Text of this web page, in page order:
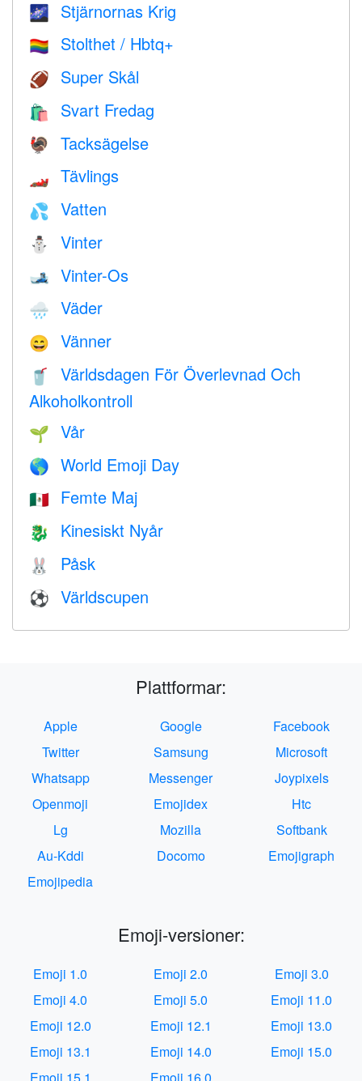
🌌 Stjärnornas Krig
🏳️‍🌈 Stolthet / Hbtq+
🏈 Super Skål
🛍 Svart Fredag
🦃 Tacksägelse
🏎 Tävlings
💦 Vatten
⛄ Vinter
🎿 Vinter-Os
🌧 Väder
😄 Vänner
🥤
Världsdagen För Överlevnad Och
Alkoholkontroll
🌱 Vår
🌎 World Emoji Day
🇲🇽 Femte Maj
🐉 Kinesiskt Nyår
🐰 Påsk
⚽ Världscupen
Plattformar:
Apple Google
Facebook
Twitter
Samsung
Microsoft
Whatsapp
Messenger
Joypixels
Openmoji
Emojidex
Htc
Lg
Mozilla
Softbank
Au-Kddi
Docomo
Emojigraph
Emojipedia
Emoji-versioner:
Emoji 1.0 Emoji 2.0
Emoji 3.0
Emoji 4.0
Emoji 5.0
Emoji 11.0
Emoji 12.0
Emoji 12.1
Emoji 13.0
Emoji 13.1
Emoji 14.0
Emoji 15.0